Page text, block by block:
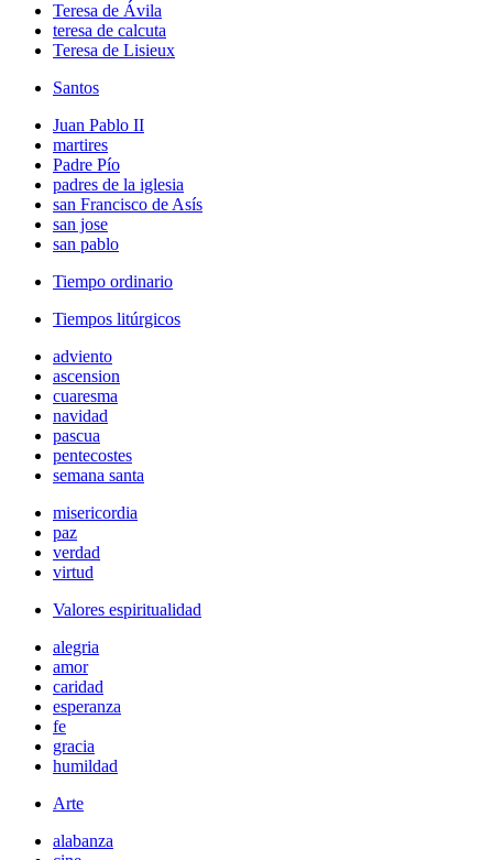
Teresa de Ávila
teresa de calcuta
Teresa de Lisieux
Santos
Juan Pablo II
martires
Padre Pío
padres de la iglesia
san Francisco de Asís
san jose
san pablo
Tiempo ordinario
Tiempos litúrgicos
adviento
ascension
cuaresma
navidad
pascua
pentecostes
semana santa
misericordia
paz
verdad
virtud
Valores espiritualidad
alegria
amor
caridad
esperanza
fe
gracia
humildad
Arte
alabanza